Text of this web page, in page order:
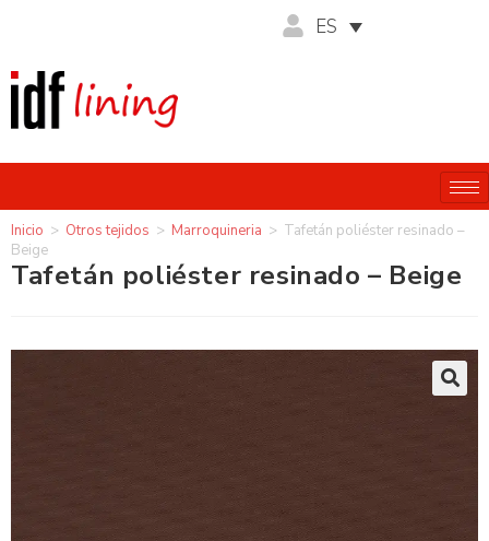
ES
Inicio > Otros tejidos > Marroquineria > Tafetán poliéster resinado –
Beige
Tafetán poliéster resinado – Beige